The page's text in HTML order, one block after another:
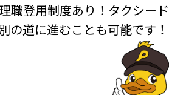
職登用制度あり！タクシード
の道に進むことも可能です！